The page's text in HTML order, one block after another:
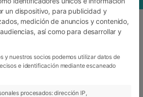
2023 2024
un dispositivo, para publicidad y
medición de anuncios y contenido,
así como para desarrollar y
y nuestros socios podemos utilizar datos de
e identificación mediante escaneado
procesados: dirección IP,